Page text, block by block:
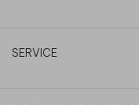
SERVICE